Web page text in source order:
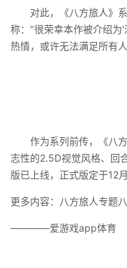
对此，《八方旅人》系
称："很荣幸本作被介绍为
热情，或许无法满足所有
作为系列前传，《八方
志性的2.5D视觉风格、回
版已上线，正式版定于12
更多内容：八方旅人专题
————爱游戏app体育